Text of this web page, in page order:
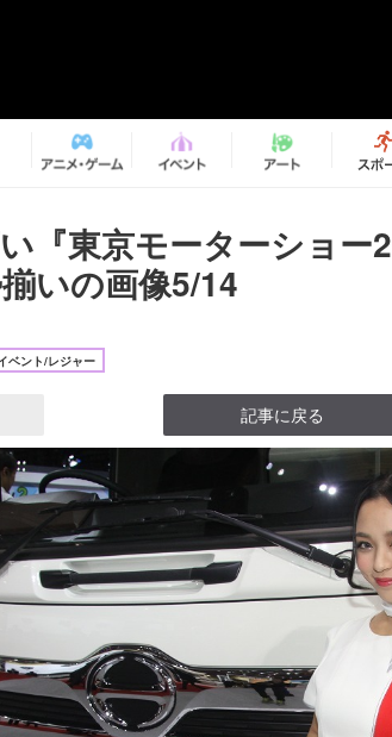
『東京モーターショー
いの画像5/14
ベント/レジャー
記事に戻る